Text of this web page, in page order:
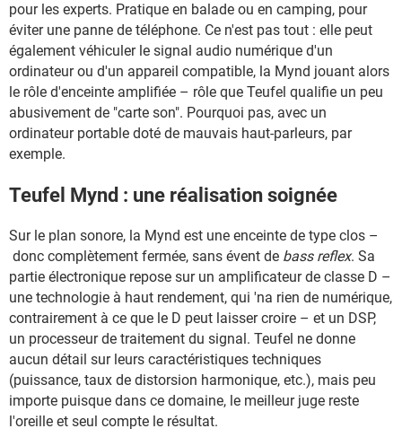
pour les experts. Pratique en balade ou en camping, pour
éviter une panne de téléphone. Ce n'est pas tout : elle peut
également véhiculer le signal audio numérique d'un
ordinateur ou d'un appareil compatible, la Mynd jouant alors
le rôle d'enceinte amplifiée – rôle que Teufel qualifie un peu
abusivement de "carte son". Pourquoi pas, avec un
ordinateur portable doté de mauvais haut-parleurs, par
exemple.
Teufel Mynd : une réalisation soignée
Sur le plan sonore, la Mynd est une enceinte de type clos –
donc complètement fermée, sans évent de bass reflex. Sa
partie électronique repose sur un amplificateur de classe D –
une technologie à haut rendement, qui 'na rien de numérique,
contrairement à ce que le D peut laisser croire – et un DSP,
un processeur de traitement du signal. Teufel ne donne
aucun détail sur leurs caractéristiques techniques
(puissance, taux de distorsion harmonique, etc.), mais peu
importe puisque dans ce domaine, le meilleur juge reste
l'oreille et seul compte le résultat.